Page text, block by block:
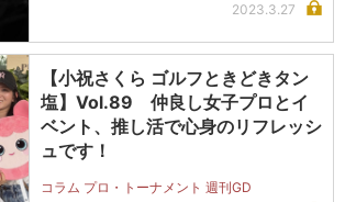
2023.3.27
【小祝さくら ゴルフときどきタン
塩】Vol.89 仲良し女子プロとイ
ベント、推し活で心身のリフレッシ
ュです！
コラム プロ・トーナメント 週刊GD